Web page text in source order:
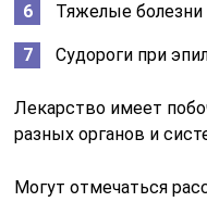
Тяжелые болезни
Судороги при
Лекарство имеет
разных органов и
Могут отмечаться